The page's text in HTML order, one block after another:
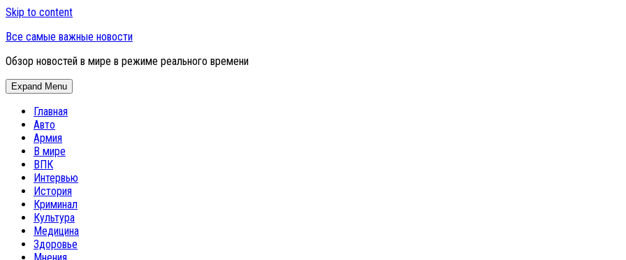
Skip to content
Все самые важные новости
Обзор новостей в мире в режиме реального времени
Expand Menu
Главная
Авто
Армия
В мире
ВПК
Интервью
История
Криминал
Культура
Медицина
Здоровье